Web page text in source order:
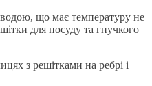
водою, що має температуру не
для посуду та гнучкого
з решітками на ребрі і